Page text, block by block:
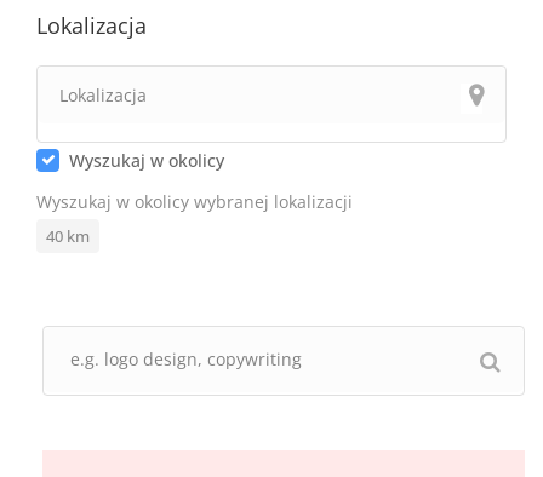
Lokalizacja
Wyszukaj w okolicy
Wyszukaj w okolicy wybranej lokalizacji
40 km